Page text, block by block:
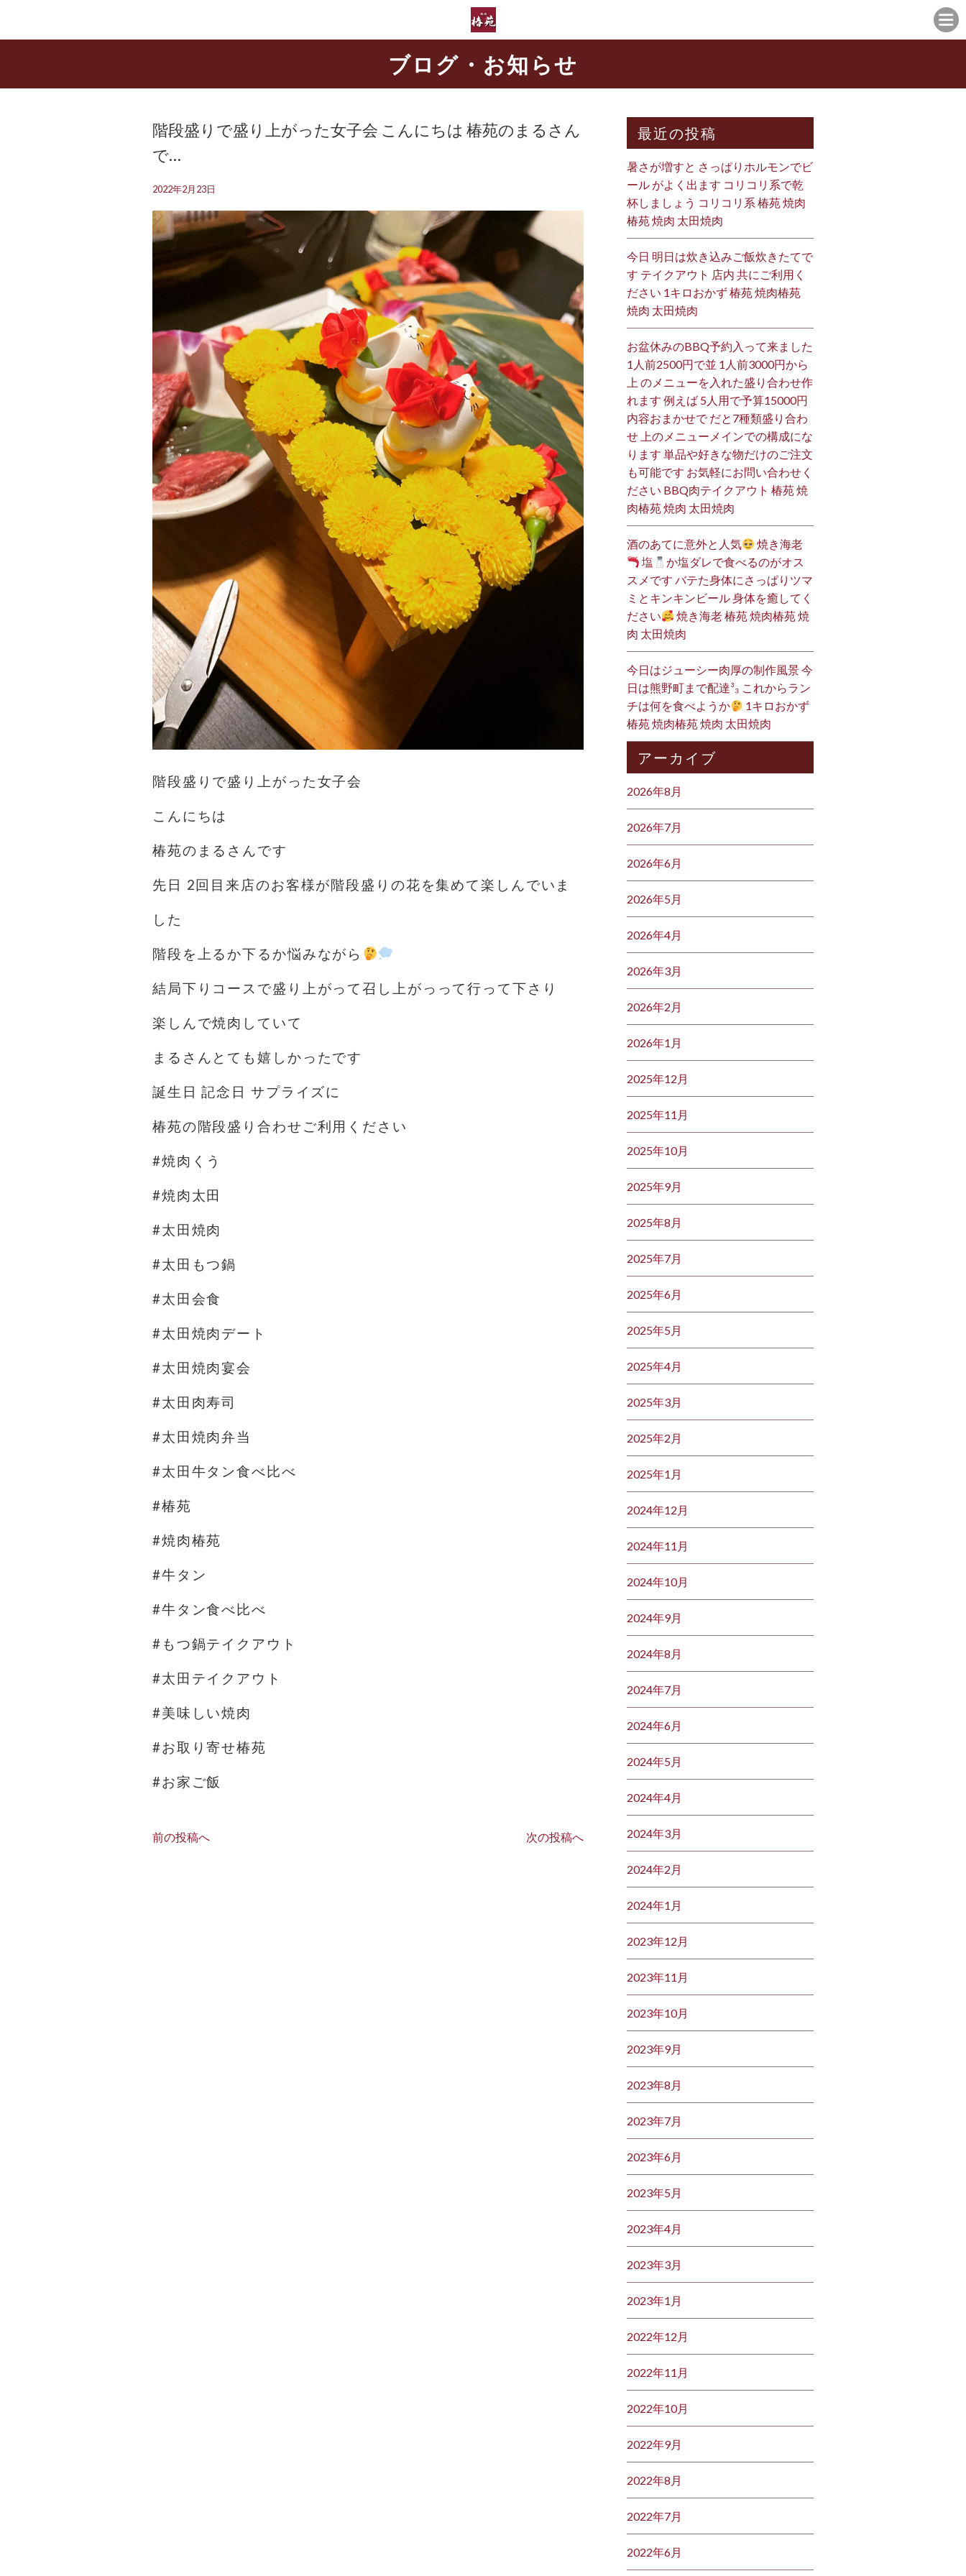
ブログ・お知らせ
階段盛りで盛り上がった女子会 こんにちは️ 椿苑のまるさん
で…
2022年2月23日
階段盛りで盛り上がった女子会
こんにちは️
椿苑のまるさんです
先日 2回目来店のお客様が階段盛りの花を集めて楽しんでいま
した
階段を上るか下るか悩みながら
結局下りコースで盛り上がって召し上がっって行って下さり
楽しんで焼肉していて
まるさんとても嬉しかったです
誕生日 記念日 サプライズに
椿苑の階段盛り合わせご利用ください
#焼肉くう
#焼肉太田
#太田焼肉
#太田もつ鍋
#太田会食
#太田焼肉デート
#太田焼肉宴会
#太田肉寿司
#太田焼肉弁当
#太田牛タン食べ比べ
#椿苑
#焼肉椿苑
#牛タン
#牛タン食べ比べ
#もつ鍋テイクアウト
#太田テイクアウト
#美味しい焼肉
#お取り寄せ椿苑
#お家ご飯
前の投稿へ 次の投稿へ
最近の投稿
暑さが増すと さっぱりホルモンでビ
ール がよく出ます コリコリ系で乾
杯しましょう コリコリ系 椿苑 焼肉
椿苑 焼肉 太田焼肉
今日 明日は炊き込みご飯炊きたてで
す テイクアウト 店内 共にご利用く
ださい 1キロおかず 椿苑 焼肉椿苑
焼肉 太田焼肉
お盆休みのBBQ予約入って来ました
1人前2500円で並 1人前3000円から
上 のメニューを入れた盛り合わせ作
れます 例えば 5人用で予算15000円
内容おまかせで だと7種類盛り合わ
せ 上のメニューメインでの構成にな
ります 単品や好きな物だけのご注文
も可能です お気軽にお問い合わせく
ださい BBQ肉テイクアウト 椿苑 焼
肉椿苑 焼肉 太田焼肉
酒のあてに意外と人気
焼き海老
塩
か塩ダレで食べるのがオス
スメです バテた身体にさっぱりツマ
ミとキンキンビール 身体を癒してく
ださい
焼き海老 椿苑 焼肉椿苑 焼
肉 太田焼肉
今日はジューシー肉厚の制作風景 今
日は熊野町まで配達³₃ これからラン
チは何を食べようか
1キロおかず
椿苑 焼肉椿苑 焼肉 太田焼肉
アーカイブ
2026年8月
2026年7月
2026年6月
2026年5月
2026年4月
2026年3月
2026年2月
2026年1月
2025年12月
2025年11月
2025年10月
2025年9月
2025年8月
2025年7月
2025年6月
2025年5月
2025年4月
2025年3月
2025年2月
2025年1月
2024年12月
2024年11月
2024年10月
2024年9月
2024年8月
2024年7月
2024年6月
2024年5月
2024年4月
2024年3月
2024年2月
2024年1月
2023年12月
2023年11月
2023年10月
2023年9月
2023年8月
2023年7月
2023年6月
2023年5月
2023年4月
2023年3月
2023年1月
2022年12月
2022年11月
2022年10月
2022年9月
2022年8月
2022年7月
2022年6月